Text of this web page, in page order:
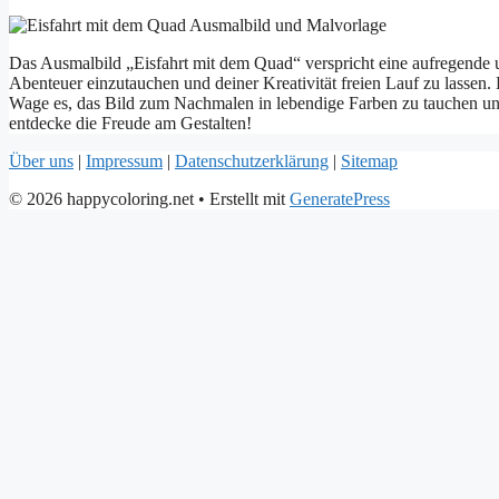
Das Ausmalbild „Eisfahrt mit dem Quad“ verspricht eine
Abenteuer einzutauchen und deiner Kreativität freien Lauf zu
Wage es, das Bild zum Nachmalen in lebendige Farben zu tauchen
entdecke die Freude am Gestalten!
Über uns | Impressum | Datenschutzerklärung | Sitemap
© 2026 happycoloring.net • Erstellt mit GeneratePress